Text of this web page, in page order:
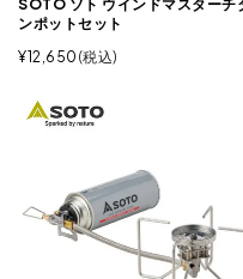
SOTO ソト ウインドマスターチ
ンポットセット
¥12,650 税込